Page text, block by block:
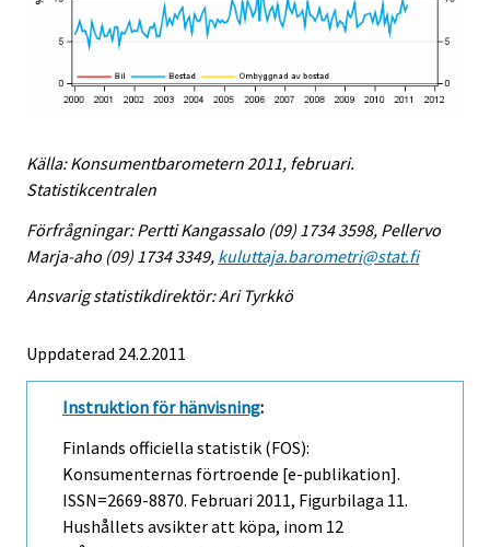
Källa: Konsumentbarometern 2011, februari.
Statistikcentralen
Förfrågningar: Pertti Kangassalo (09) 1734 3598, Pellervo
Marja-aho (09) 1734 3349, kuluttaja.barometri@stat.fi
Ansvarig statistikdirektör: Ari Tyrkkö
Uppdaterad 24.2.2011
Instruktion för hänvisning:
Finlands officiella statistik (FOS):
Konsumenternas förtroende [e-publikation].
ISSN=2669-8870. Februari 2011, Figurbilaga 11.
Hushållets avsikter att köpa, inom 12